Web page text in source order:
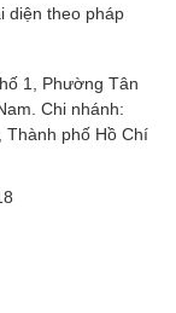
diện theo pháp
1, Phường Tân
Chi nhánh:
Thành phố Hồ Chí